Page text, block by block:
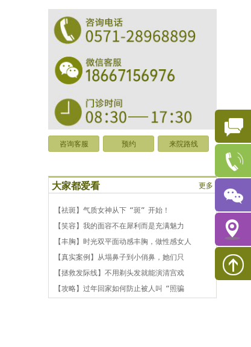
咨询客服 预约 来院路线
更多
大家都爱看
【祛斑】气质女神从下“斑”开始！
【笑容】我的面容不在犀利而是充满魅力
【丰胸】时光双平面动感丰胸，做性感女人
【真实案例】从塌鼻子到小俏鼻，她们只
【拯救发际线】不用剃头发就能演清宫戏
【攻略】过年回家如何防止被人叫“照骗